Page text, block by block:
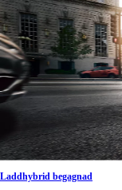
Laddhybrid begagnad